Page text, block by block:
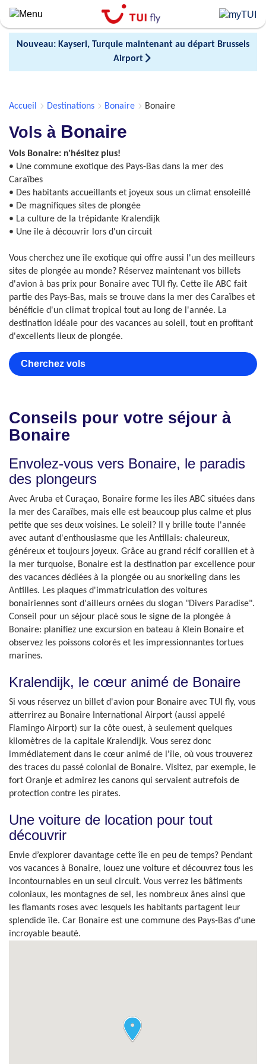
Skip
to
main
contentNouveau: Kayseri, Turquie maintenant au départ Brussels
Airport
Accueil Destinations Bonaire Bonaire
Vols à Bonaire
Vols Bonaire: n'hésitez plus!
• Une commune exotique des Pays-Bas dans la mer des
Caraïbes
• Des habitants accueillants et joyeux sous un climat ensoleillé
• De magnifiques sites de plongée
• La culture de la trépidante Kralendijk
• Une île à découvrir lors d'un circuit
Vous cherchez une île exotique qui offre aussi l'un des meilleurs
sites de plongée au monde? Réservez maintenant vos billets
d'avion à bas prix pour Bonaire avec TUI fly. Cette île ABC fait
partie des Pays-Bas, mais se trouve dans la mer des Caraïbes et
bénéficie d'un climat tropical tout au long de l'année. La
destination idéale pour des vacances au soleil, tout en profitant
d'excellents lieux de plongée.
Cherchez vols
Conseils pour votre séjour à
Bonaire
Envolez-vous vers Bonaire, le paradis
des plongeurs
Avec Aruba et Curaçao, Bonaire forme les îles ABC situées dans
la mer des Caraïbes, mais elle est beaucoup plus calme et plus
petite que ses deux voisines. Le soleil? Il y brille toute l'année
avec autant d'enthousiasme que les Antillais: chaleureux,
généreux et toujours joyeux. Grâce au grand récif corallien et à
la mer turquoise, Bonaire est la destination par excellence pour
des vacances dédiées à la plongée ou au snorkeling dans les
Antilles. Les plaques d'immatriculation des voitures
bonairiennes sont d'ailleurs ornées du slogan "Divers Paradise".
Conseil pour un séjour placé sous le signe de la plongée à
Bonaire: planifiez une excursion en bateau à Klein Bonaire et
observez les poissons colorés et les impressionnantes tortues
marines.
Kralendijk, le cœur animé de Bonaire
Si vous réservez un billet d'avion pour Bonaire avec TUI fly, vous
atterrirez au Bonaire International Airport (aussi appelé
Flamingo Airport) sur la côte ouest, à seulement quelques
kilomètres de la capitale Kralendijk. Vous serez donc
immédiatement dans le cœur animé de l'île, où vous trouverez
des traces du passé colonial de Bonaire. Visitez, par exemple, le
fort Oranje et admirez les canons qui servaient autrefois de
protection contre les pirates.
Une voiture de location pour tout
découvrir
Envie d’explorer davantage cette île en peu de temps? Pendant
vos vacances à Bonaire, louez une voiture et découvrez tous les
incontournables en un seul circuit. Vous verrez les bâtiments
coloniaux, les montagnes de sel, les nombreux ânes ainsi que
les flamants roses avec lesquels les habitants partagent leur
splendide île. Car Bonaire est une commune des Pays-Bas d'une
incroyable beauté.